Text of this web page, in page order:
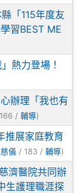
「115年度友
習BEST ME
熱力登場！
辦理「我也有
/ 輔導)
推展家庭教育
儀 / 183 / 輔導)
濟醫院共同辦
生護理職涯探